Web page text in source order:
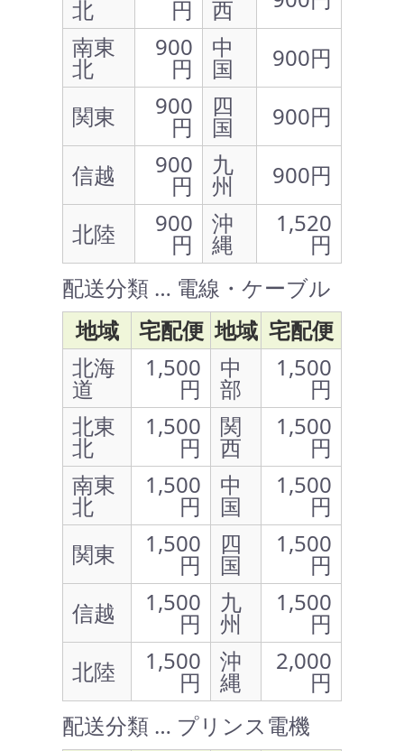
北 円 西
南東
北
900
円
中
国
900円
関東
900
円
四
国
900円
信越
900
円
九
州
900円
北陸
900
円
沖
縄
1,520
円
配送分類 … 電線・ケーブル
地域
宅配便 地域 宅配便
北海
道
1,500
円
中
部
1,500
円
北東
北
1,500
円
関
西
1,500
円
南東
北
1,500
円
中
国
1,500
円
関東
1,500
円
四
国
1,500
円
信越
1,500
円
九
州
1,500
円
北陸
1,500
円
沖
縄
2,000
円
配送分類 … プリンス電機